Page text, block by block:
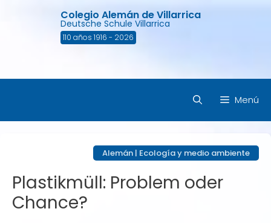
Colegio Alemán de Villarrica
Deutsche Schule Villarrica
110 años 1916 - 2026
Menú
Alemán | Ecología y medio ambiente
Plastikmüll: Problem oder
Chance?